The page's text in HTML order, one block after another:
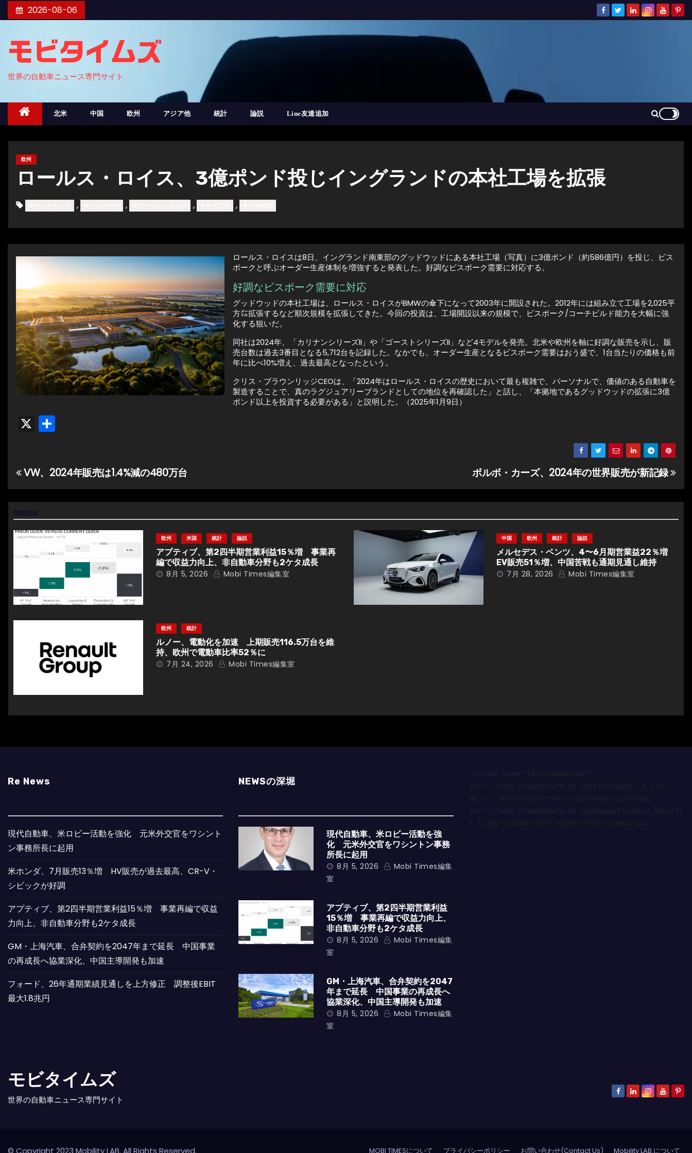
ン
2026-08-06
モビタイムズ
世界の自動車ニュース専門サイト
北米 中国 欧州 アジア他 統計 論説 Line友達追加
欧州
ロールス・ロイス、3億ポンド投じイングランドの本社工場を拡張
, , , ,
ロールス・ロイスは8日、イングランド南東部のグッドウッドにある本社工場（写真）に3億ポンド（約586億円）を投じ、ビス
ポークと呼ぶオーダー生産体制を増強すると発表した。好調なビスポーク需要に対応する。
好調なビスポーク需要に対応
グッドウッドの本社工場は、ロールス・ロイスがBMWの傘下になって2003年に開設された。2012年には組み立て工場を2,025平
方㍍拡張するなど順次規模を拡張してきた。今回の投資は、工場開設以来の規模で、ビスポーク/コーチビルド能力を大幅に強
化する狙いだ。
同社は2024年、「カリナンシリーズII」や「ゴーストシリーズII」など4モデルを発売。北米や欧州を軸に好調な販売を示し、販
売台数は過去3番目となる5,712台を記録した。なかでも、オーダー生産となるビスポーク需要はおう盛で、1台当たりの価格も前
年に比べ10%増え、過去最高となったという。
クリス・ブラウンリッジCEOは、「2024年はロールス・ロイスの歴史において最も複雑で、パーソナルで、価値のある自動車を
製造することで、真のラグジュアリーブランドとしての地位を再確認した」と話し、「本拠地であるグッドウッドの拡張に3億
ポンド以上を投資する必要がある」と説明した。（2025年1月9日）
X
投
稿
ナ
ビ
ゲ
シ
ョ
ボルボ・カーズ、2024年の世界販売が新記録
VW、2024年販売は1.4%減の480万台
欧州 米国 統計 論説
アプティブ、第2四半期営業利益15％増 事業再
編で収益力向上、非自動車分野も2ケタ成長
8月 5, 2026 Mobi Times編集室
中国 欧州 統計 論説
メルセデス・ベンツ、4〜6月期営業益22％増
EV販売51％増、中国苦戦も通期見通し維持
7月 28, 2026 Mobi Times編集室
欧州 統計
ルノー、電動化を加速 上期販売116.5万台を維
持、欧州で電動車比率52％に
7月 24, 2026 Mobi Times編集室
Re News
現代自動車、米ロビー活動を強化 元米外交官をワシント
ン事務所長に起用
米ホンダ、7月販売13％増 HV販売が過去最高、CR-V・
シビックが好調
アプティブ、第2四半期営業利益15％増 事業再編で収益
力向上、非自動車分野も2ケタ成長
GM・上海汽車、合弁契約を2047年まで延長 中国事業
の再成長へ協業深化、中国主導開発も加速
フォード、26年通期業績見通しを上方修正 調整後EBIT
最大1.8兆円
NEWSの深堀
現代自動車、米ロビー活動を強
化 元米外交官をワシントン事務
所長に起用
8月 5, 2026
Mobi Times編集
室
アプティブ、第2四半期営業利益
15％増 事業再編で収益力向上、
非自動車分野も2ケタ成長
8月 5, 2026
Mobi Times編集
室
GM・上海汽車、合弁契約を2047
年まで延長 中国事業の再成長へ
協業深化、中国主導開発も加速
8月 5, 2026
Mobi Times編集
室
モビタイムズ
世界の自動車ニュース専門サイト
© Copyright 2023 Mobility LAB. All Rights Reserved. MOBI TIMESについて プライバシーポリシー お問い合わせ(Contact Us) Mobility LAB.について